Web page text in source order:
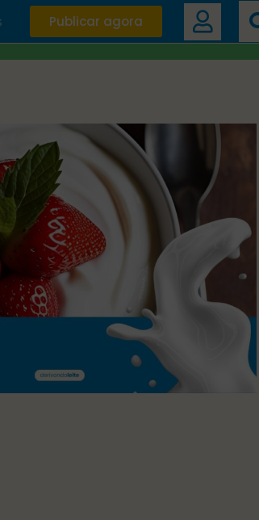
Publicar agora